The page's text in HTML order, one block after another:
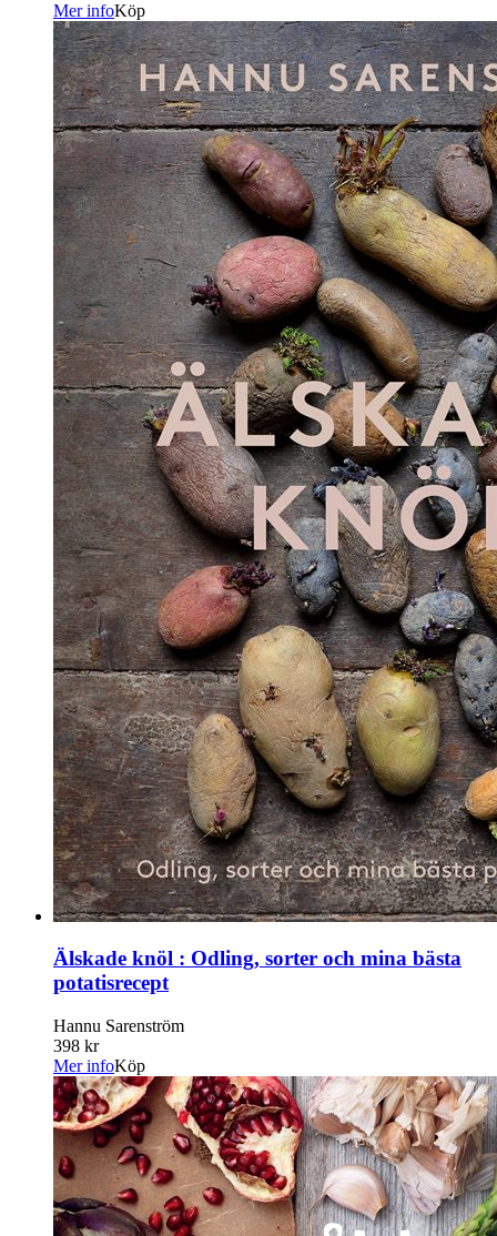
Mer infoKöp
Älskade knöl : Odling, sorter och mina bästa
potatisrecept
Hannu Sarenström
398 kr
Mer infoKöp